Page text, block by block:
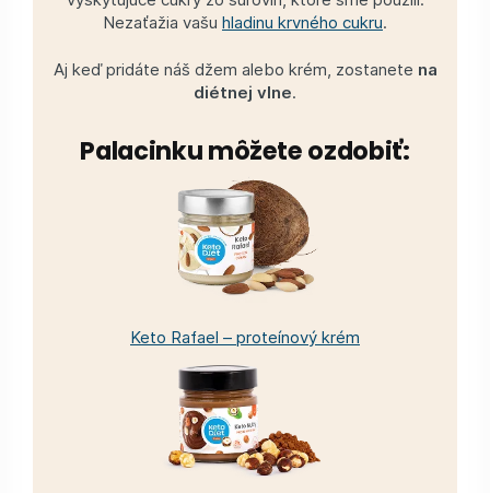
Nezaťažia vašu hladinu krvného cukru.
Aj keď pridáte náš džem alebo krém, zostanete na
diétnej vlne.
Palacinku môžete ozdobiť:
Keto Rafael – proteínový krém